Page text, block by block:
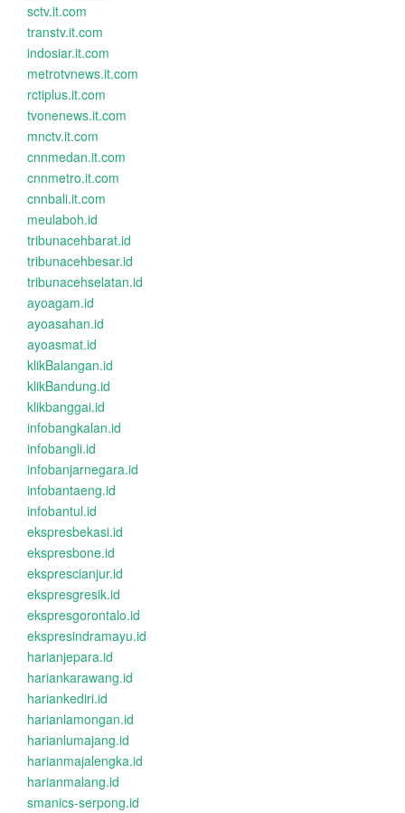
sctv.it.com
transtv.it.com
indosiar.it.com
metrotvnews.it.com
rctiplus.it.com
tvonenews.it.com
mnctv.it.com
cnnmedan.it.com
cnnmetro.it.com
cnnbali.it.com
meulaboh.id
tribunacehbarat.id
tribunacehbesar.id
tribunacehselatan.id
ayoagam.id
ayoasahan.id
ayoasmat.id
klikBalangan.id
klikBandung.id
klikbanggai.id
infobangkalan.id
infobangli.id
infobanjarnegara.id
infobantaeng.id
infobantul.id
ekspresbekasi.id
ekspresbone.id
eksprescianjur.id
ekspresgresik.id
ekspresgorontalo.id
ekspresindramayu.id
harianjepara.id
hariankarawang.id
hariankediri.id
harianlamongan.id
harianlumajang.id
harianmajalengka.id
harianmalang.id
smanics-serpong.id